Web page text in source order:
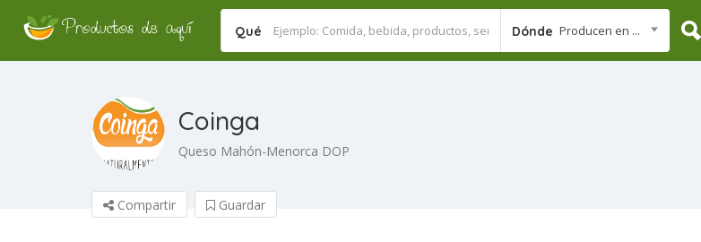
Qué Dónde Producen en ...
Coinga
Queso Mahón-Menorca DOP
Compartir Guardar